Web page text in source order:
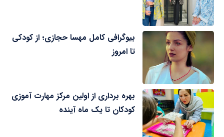
بیوگرافی کامل مهسا حجازی؛ از کودکی
تا امروز
بهره برداری از اولین مرکز مهارت آموزی
کودکان تا یک ماه آینده